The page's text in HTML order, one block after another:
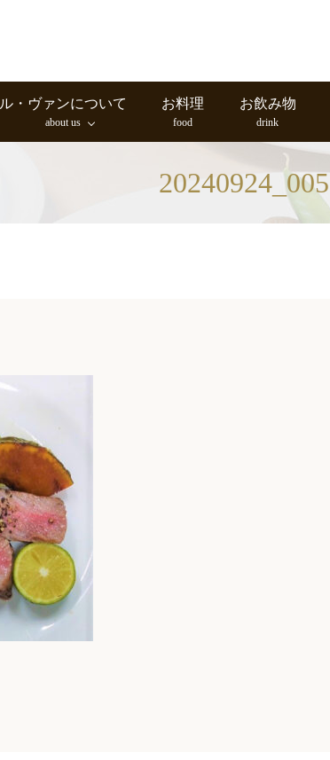
ル・ヴァンについて
about us
お料理
food
お飲み物
drink
20240924_005